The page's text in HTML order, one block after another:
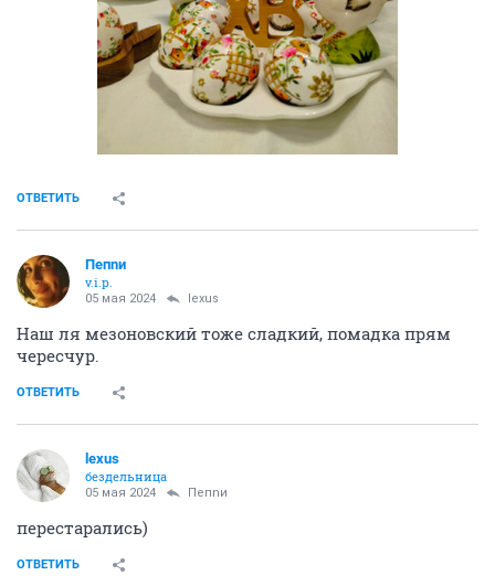
ОТВЕТИТЬ
Пепnи
v.i.p.
05 мая 2024 lexus
Наш ля мезоновский тоже сладкий, помадка прям
чересчур.
ОТВЕТИТЬ
lexus
бездельница
05 мая 2024 Пепnи
перестарались)
ОТВЕТИТЬ